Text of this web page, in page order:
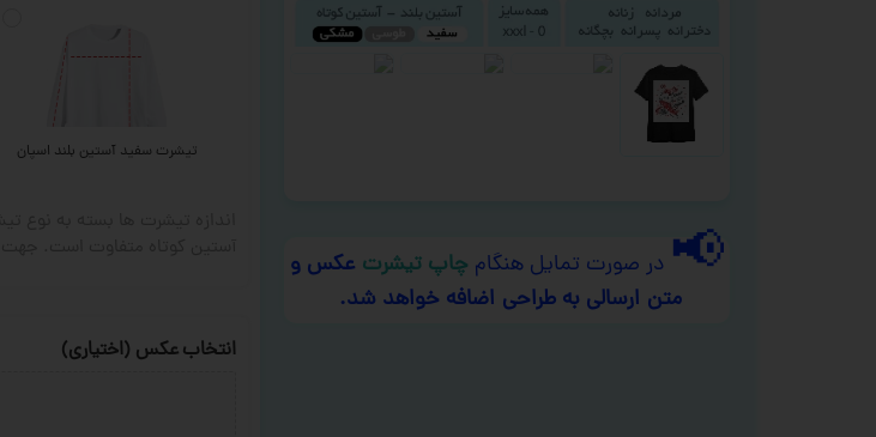
📢 در صورت تمایل هنگام چاپ تیشرت عکس و
متن ارسالی به طراحی اضافه خواهد شد.
تیشرت سفید آستین بلند اسپان
انتخاب عکس (اختیاری)